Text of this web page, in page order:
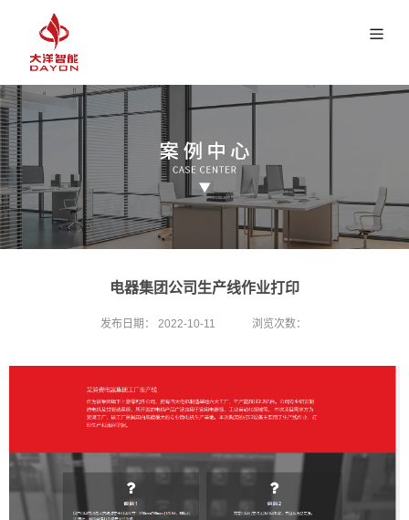
电器集团公司生产线作业打印
发布日期： 2022-10-11 浏览次数：